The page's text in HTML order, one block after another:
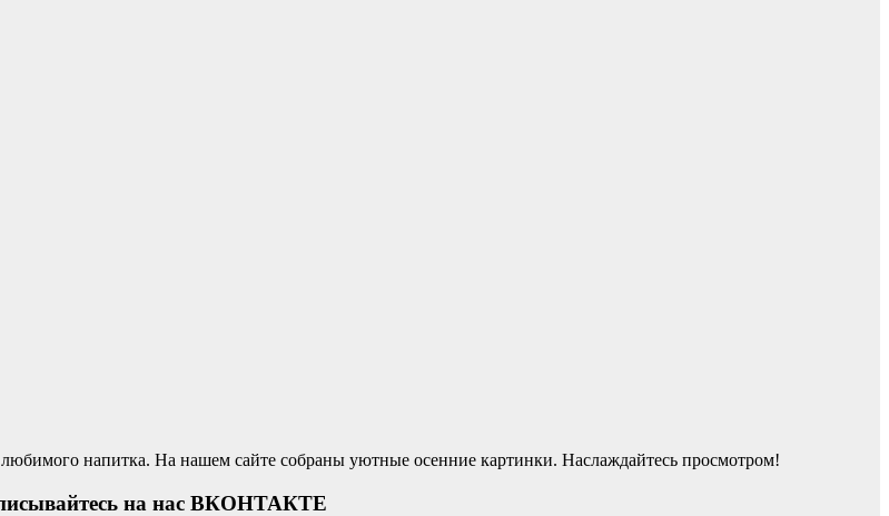
напитка. На нашем сайте собраны уютные осенние картинки. Наслаждайтесь просмотром!
на нас ВКОНТАКТЕ